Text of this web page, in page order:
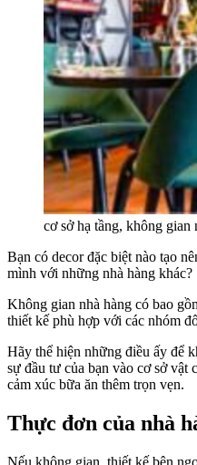
cơ sở hạ tầng, không gian
Bạn có decor đặc biệt nào tạo
mình với những nhà hàng khác?
Không gian nhà hàng có bao
thiết kế phù hợp với các nhóm
Hãy thể hiện những điều ấy để
sự đầu tư của bạn vào cơ sở vật
cảm xúc bữa ăn thêm trọn vẹn.
Thực đơn của nhà
Nếu không gian, thiết kế bên